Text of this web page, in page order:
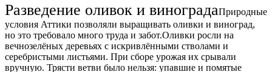
Разведение оливок и виноградаПриродные
условия Аттики позволяли выращивать оливки и виноград,
но это требовало много труда и забот.Оливки росли на
вечнозелёных деревьях с искривлёнными стволами и
серебристыми листьями. При сборе урожая их срывали
вручную. Трясти ветви было нельзя: упавшие и помятые